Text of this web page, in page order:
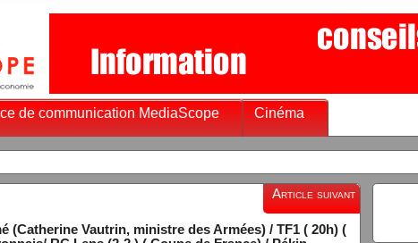
de communication MediaScope Cinéma
Article suivant
(Catherine Vautrin, ministre des Armées) / TF1 ( 20h) (